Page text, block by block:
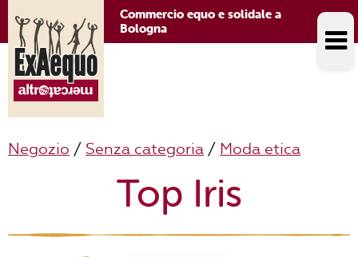
Commercio equo e solidale a
Bologna
Negozio / Senza categoria / Moda etica
Top Iris